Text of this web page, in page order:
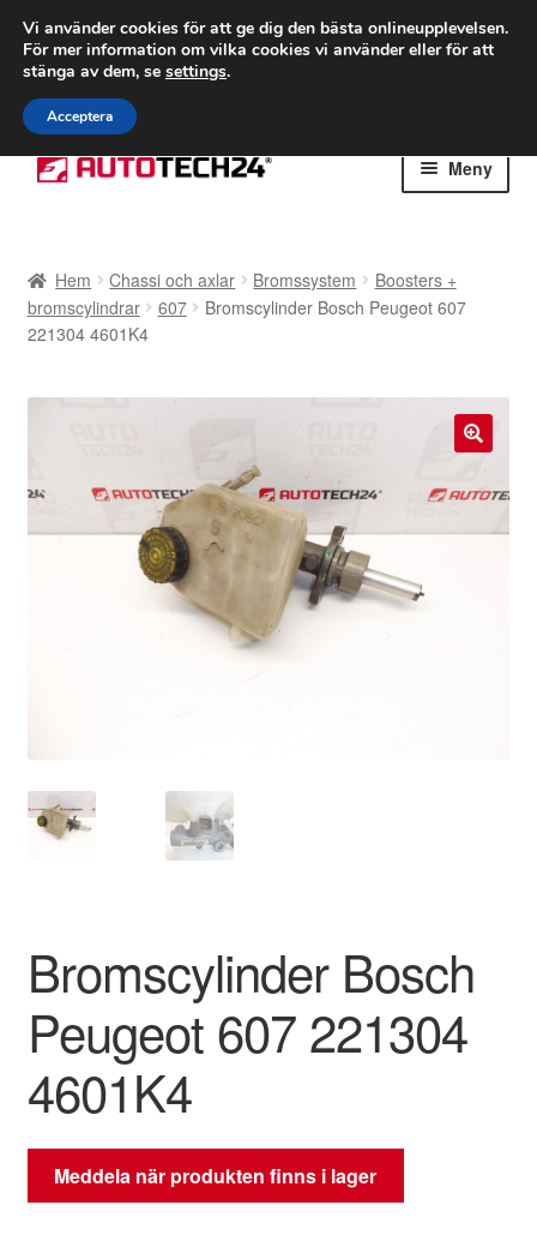
FRAKT från 75 kr
Världsomspännande frakt
Ring 766 924 713
Hoppa
till
Hoppa
till
Meny
Betalningar
Kolla upp
Transport
Villkor
Hem Chassi och axlar Bromssystem
Boosters +
bromscylindrar
607
Bromscylinder Bosch Peugeot 607
221304 4601K4
Bromscylinder Bosch
Peugeot 607 221304
4601K4
Meddela när produkten finns i lager
Vi använder cookies för att ge dig den bästa onlineupplevelsen.
För mer information om vilka cookies vi använder eller för att
stänga av dem, se settings.
Acceptera